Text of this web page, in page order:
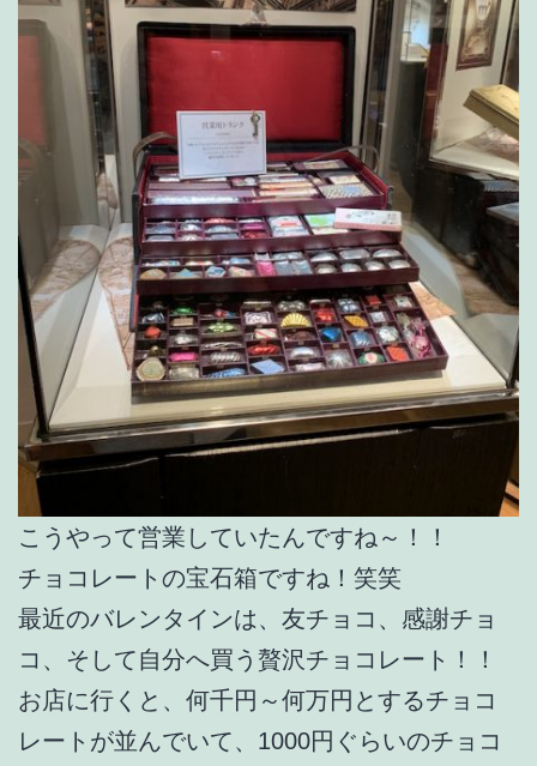
こうやって営業していたんですね～！！
チョコレートの宝石箱ですね！笑笑
最近のバレンタインは、友チョコ、感謝チョ
コ、そして自分へ買う贅沢チョコレート！！
お店に行くと、何千円～何万円とするチョコ
レートが並んでいて、1000円ぐらいのチョコ